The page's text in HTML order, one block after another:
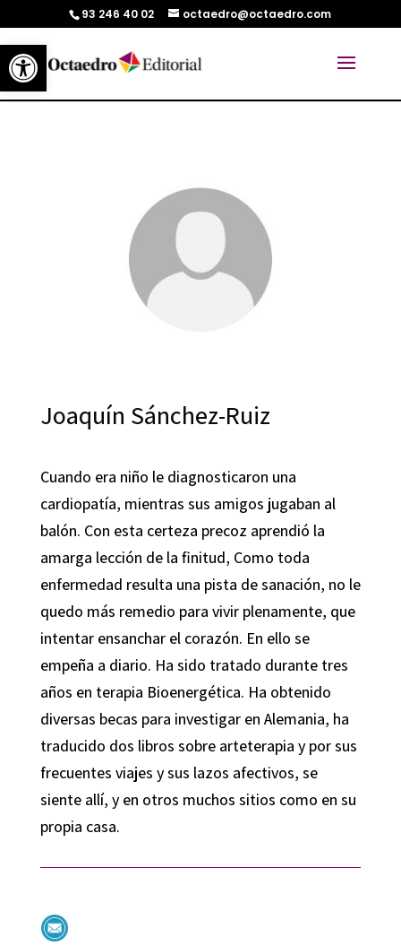
Abrir barra de herramientas
93 246 40 02 octaedro@octaedro.com
Joaquín Sánchez-Ruiz
Cuando era niño le diagnosticaron una
cardiopatía, mientras sus amigos jugaban al
balón. Con esta certeza precoz aprendió la
amarga lección de la finitud, Como toda
enfermedad resulta una pista de sanación, no le
quedo más remedio para vivir plenamente, que
intentar ensanchar el corazón. En ello se
empeña a diario. Ha sido tratado durante tres
años en terapia Bioenergética. Ha obtenido
diversas becas para investigar en Alemania, ha
traducido dos libros sobre arteterapia y por sus
frecuentes viajes y sus lazos afectivos, se
siente allí, y en otros muchos sitios como en su
propia casa.